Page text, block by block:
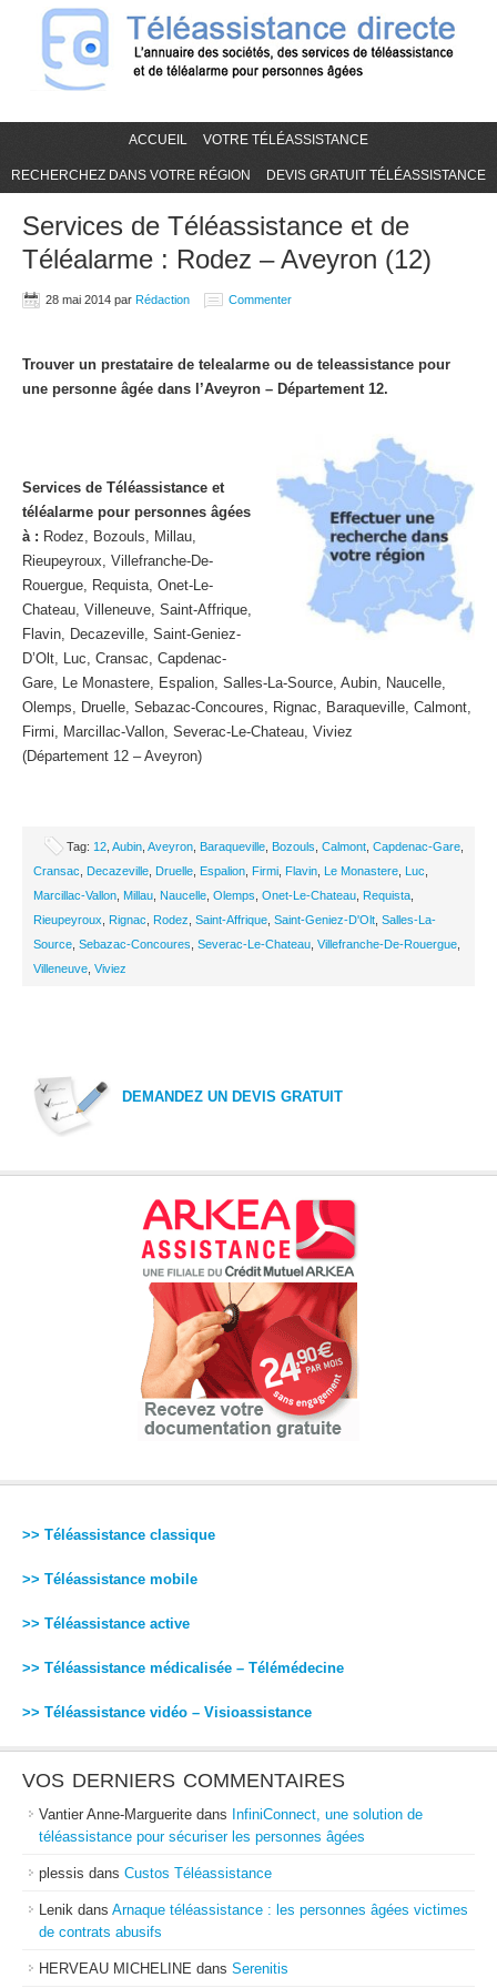
ACCUEIL VOTRE TÉLÉASSISTANCE
RECHERCHEZ DANS VOTRE RÉGION DEVIS GRATUIT TÉLÉASSISTANCE
Services de Téléassistance et de
Téléalarme : Rodez – Aveyron (12)
28 mai 2014 par Rédaction Commenter
Trouver un prestataire de telealarme ou de teleassistance pour
une personne âgée dans l’Aveyron – Département 12.
Services de Téléassistance et
téléalarme pour personnes âgées
à : Rodez, Bozouls, Millau,
Rieupeyroux, Villefranche-De-
Rouergue, Requista, Onet-Le-
Chateau, Villeneuve, Saint-Affrique,
Flavin, Decazeville, Saint-Geniez-
D’Olt, Luc, Cransac, Capdenac-
Gare, Le Monastere, Espalion, Salles-La-Source, Aubin, Naucelle,
Olemps, Druelle, Sebazac-Concoures, Rignac, Baraqueville, Calmont,
Firmi, Marcillac-Vallon, Severac-Le-Chateau, Viviez
(Département 12 – Aveyron)
Tag: 12 Aubin Aveyron Baraqueville Bozouls Calmont Capdenac-Gare
Cransac
Decazeville Druelle Espalion Firmi Flavin Le Monastere Luc
Marcillac-Vallon Millau Naucelle Olemps Onet-Le-Chateau Requista
Rieupeyroux
Rignac Rodez Saint-Affrique Saint-Geniez-D'Olt Salles-La-
Source Sebazac-Concoures Severac-Le-Chateau Villefranche-De-Rouergue
Villeneuve Viviez
DEMANDEZ UN DEVIS GRATUIT
>> Téléassistance classique
>> Téléassistance mobile
>> Téléassistance active
>> Téléassistance médicalisée – Télémédecine
>> Téléassistance vidéo – Visioassistance
VOS DERNIERS COMMENTAIRES
Vantier Anne-Marguerite dans InfiniConnect, une solution de
téléassistance pour sécuriser les personnes âgées
plessis dans Custos Téléassistance
Lenik dans Arnaque téléassistance : les personnes âgées victimes
de contrats abusifs
HERVEAU MICHELINE dans Serenitis